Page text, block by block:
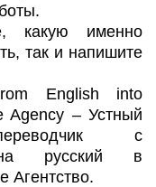
какую именно
так и напишите
English into
Agency – Устный
с
на русский в
Агентство.